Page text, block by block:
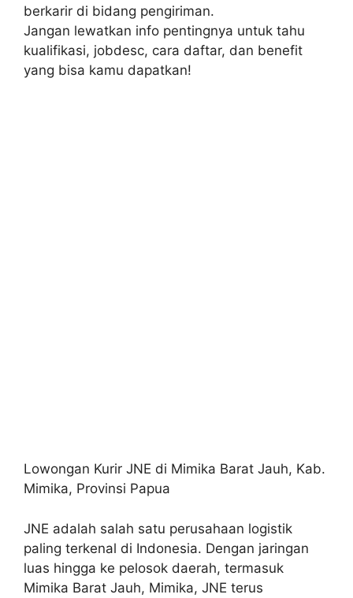
berkarir di bidang pengiriman.
Jangan lewatkan info pentingnya untuk tahu
kualifikasi, jobdesc, cara daftar, dan benefit
yang bisa kamu dapatkan!
Lowongan Kurir JNE di Mimika Barat Jauh, Kab.
Mimika, Provinsi Papua
JNE adalah salah satu perusahaan logistik
paling terkenal di Indonesia. Dengan jaringan
luas hingga ke pelosok daerah, termasuk
Mimika Barat Jauh, Mimika, JNE terus